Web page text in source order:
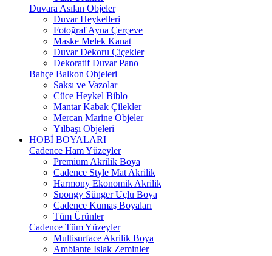
Duvara Asılan Objeler
Duvar Heykelleri
Fotoğraf Ayna Çerçeve
Maske Melek Kanat
Duvar Dekoru Çiçekler
Dekoratif Duvar Pano
Bahçe Balkon Objeleri
Saksı ve Vazolar
Cüce Heykel Biblo
Mantar Kabak Çilekler
Mercan Marine Objeler
Yılbaşı Objeleri
HOBİ BOYALARI
Cadence Ham Yüzeyler
Premium Akrilik Boya
Cadence Style Mat Akrilik
Harmony Ekonomik Akrilik
Spongy Sünger Uçlu Boya
Cadence Kumaş Boyaları
Tüm Ürünler
Cadence Tüm Yüzeyler
Multisurface Akrilik Boya
Ambiante Islak Zeminler